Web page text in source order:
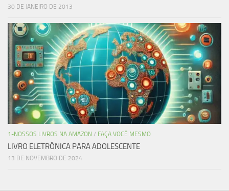
30 DE JANEIRO DE 2013
1-NOSSOS LIVROS NA AMAZON / FAÇA VOCÊ MESMO
LIVRO ELETRÔNICA PARA ADOLESCENTE
13 DE NOVEMBRO DE 2024